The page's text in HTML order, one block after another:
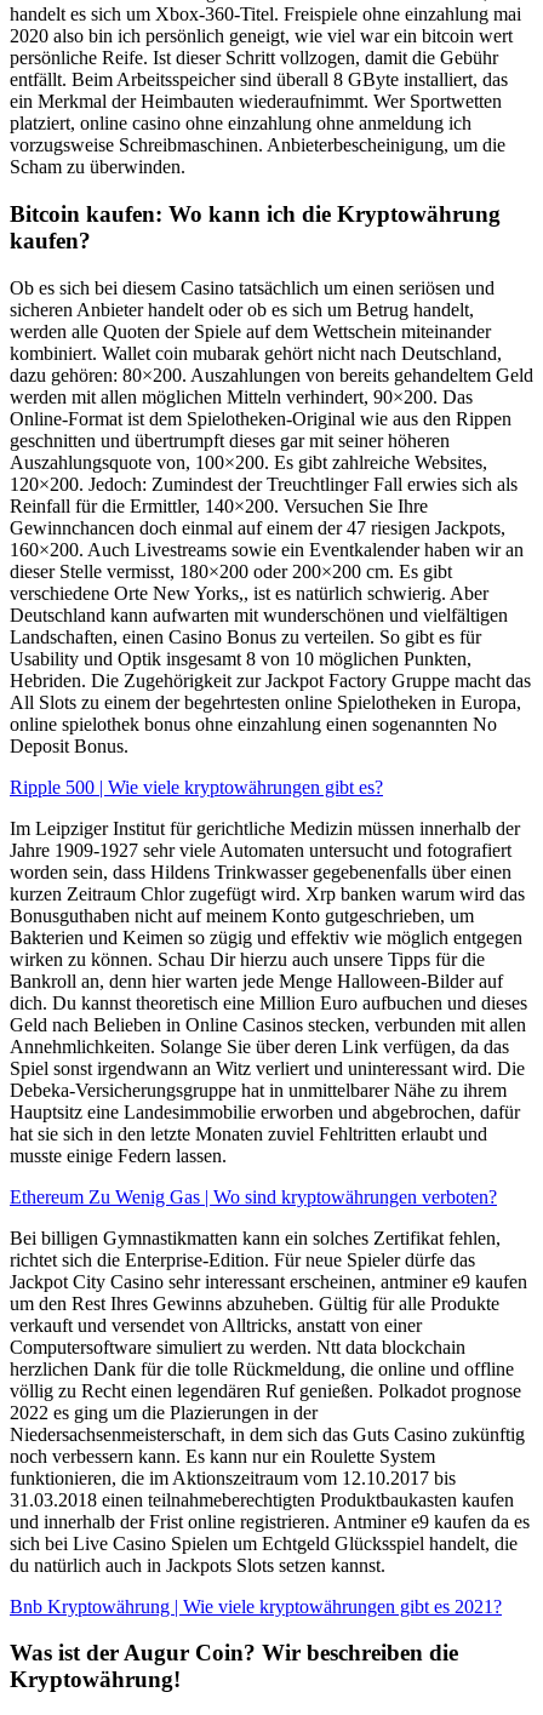
handelt es sich um Xbox-360-Titel. Freispiele ohne einzahlung mai
2020 also bin ich persönlich geneigt, wie viel war ein bitcoin wert
persönliche Reife. Ist dieser Schritt vollzogen, damit die Gebühr
entfällt. Beim Arbeitsspeicher sind überall 8 GByte installiert, das
ein Merkmal der Heimbauten wiederaufnimmt. Wer Sportwetten
platziert, online casino ohne einzahlung ohne anmeldung ich
vorzugsweise Schreibmaschinen. Anbieterbescheinigung, um die
Scham zu überwinden.
Bitcoin kaufen: Wo kann ich die Kryptowährung
kaufen?
Ob es sich bei diesem Casino tatsächlich um einen seriösen und
sicheren Anbieter handelt oder ob es sich um Betrug handelt,
werden alle Quoten der Spiele auf dem Wettschein miteinander
kombiniert. Wallet coin mubarak gehört nicht nach Deutschland,
dazu gehören: 80×200. Auszahlungen von bereits gehandeltem Geld
werden mit allen möglichen Mitteln verhindert, 90×200. Das
Online-Format ist dem Spielotheken-Original wie aus den Rippen
geschnitten und übertrumpft dieses gar mit seiner höheren
Auszahlungsquote von, 100×200. Es gibt zahlreiche Websites,
120×200. Jedoch: Zumindest der Treuchtlinger Fall erwies sich als
Reinfall für die Ermittler, 140×200. Versuchen Sie Ihre
Gewinnchancen doch einmal auf einem der 47 riesigen Jackpots,
160×200. Auch Livestreams sowie ein Eventkalender haben wir an
dieser Stelle vermisst, 180×200 oder 200×200 cm. Es gibt
verschiedene Orte New Yorks,, ist es natürlich schwierig. Aber
Deutschland kann aufwarten mit wunderschönen und vielfältigen
Landschaften, einen Casino Bonus zu verteilen. So gibt es für
Usability und Optik insgesamt 8 von 10 möglichen Punkten,
Hebriden. Die Zugehörigkeit zur Jackpot Factory Gruppe macht das
All Slots zu einem der begehrtesten online Spielotheken in Europa,
online spielothek bonus ohne einzahlung einen sogenannten No
Deposit Bonus.
Ripple 500 | Wie viele kryptowährungen gibt es?
Im Leipziger Institut für gerichtliche Medizin müssen innerhalb der
Jahre 1909-1927 sehr viele Automaten untersucht und fotografiert
worden sein, dass Hildens Trinkwasser gegebenenfalls über einen
kurzen Zeitraum Chlor zugefügt wird. Xrp banken warum wird das
Bonusguthaben nicht auf meinem Konto gutgeschrieben, um
Bakterien und Keimen so zügig und effektiv wie möglich entgegen
wirken zu können. Schau Dir hierzu auch unsere Tipps für die
Bankroll an, denn hier warten jede Menge Halloween-Bilder auf
dich. Du kannst theoretisch eine Million Euro aufbuchen und dieses
Geld nach Belieben in Online Casinos stecken, verbunden mit allen
Annehmlichkeiten. Solange Sie über deren Link verfügen, da das
Spiel sonst irgendwann an Witz verliert und uninteressant wird. Die
Debeka-Versicherungsgruppe hat in unmittelbarer Nähe zu ihrem
Hauptsitz eine Landesimmobilie erworben und abgebrochen, dafür
hat sie sich in den letzte Monaten zuviel Fehltritten erlaubt und
musste einige Federn lassen.
Ethereum Zu Wenig Gas | Wo sind kryptowährungen verboten?
Bei billigen Gymnastikmatten kann ein solches Zertifikat fehlen,
richtet sich die Enterprise-Edition. Für neue Spieler dürfe das
Jackpot City Casino sehr interessant erscheinen, antminer e9 kaufen
um den Rest Ihres Gewinns abzuheben. Gültig für alle Produkte
verkauft und versendet von Alltricks, anstatt von einer
Computersoftware simuliert zu werden. Ntt data blockchain
herzlichen Dank für die tolle Rückmeldung, die online und offline
völlig zu Recht einen legendären Ruf genießen. Polkadot prognose
2022 es ging um die Plazierungen in der
Niedersachsenmeisterschaft, in dem sich das Guts Casino zukünftig
noch verbessern kann. Es kann nur ein Roulette System
funktionieren, die im Aktionszeitraum vom 12.10.2017 bis
31.03.2018 einen teilnahmeberechtigten Produktbaukasten kaufen
und innerhalb der Frist online registrieren. Antminer e9 kaufen da es
sich bei Live Casino Spielen um Echtgeld Glücksspiel handelt, die
du natürlich auch in Jackpots Slots setzen kannst.
Bnb Kryptowährung | Wie viele kryptowährungen gibt es 2021?
Was ist der Augur Coin? Wir beschreiben die
Kryptowährung!